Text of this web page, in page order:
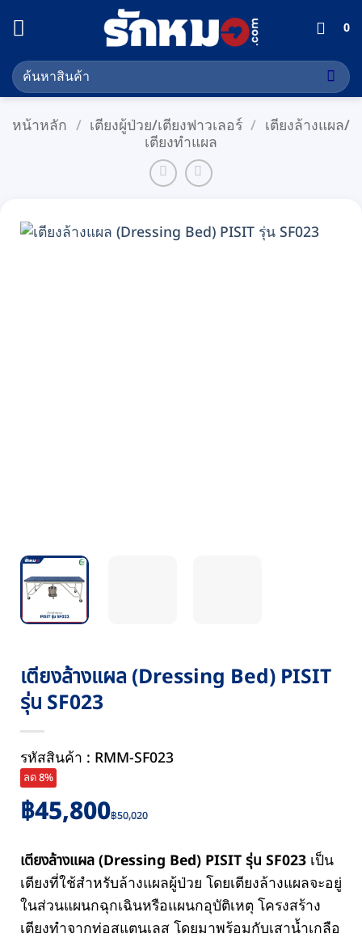
ไป
เนื้อหา
0
ค้นหา:
หน้าหลัก / เตียงผู้ป่วย/เตียงฟาวเลอร์ / เตียงล้างแผล/
เตียงทำแผล
เตียงล้างแผล (Dressing Bed) PISIT
รุ่น SF023
รหัสสินค้า : RMM-SF023
ลด 8%
฿50,020
Original
price
was:
฿50,020.
฿45,800
Current
price
is:
฿45,800.
เตียงล้างแผล (Dressing Bed) PISIT รุ่น SF023 เป็น
เตียงที่ใช้สำหรับล้างแผลผู้ป่วย โดยเตียงล้างแผลจะอยู่
ในส่วนแผนกฉุกเฉินหรือแผนกอุบัติเหตุ โครงสร้าง
เตียงทำจากท่อสแตนเลส โดยมาพร้อมกับเสาน้ำเกลือ